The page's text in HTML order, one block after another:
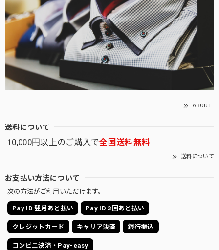
ABOUT
送料について
10,000円以上のご購入で全国送料無料
送料について
お支払い方法について
次の方法がご利用いただけます。
Pay ID 翌月あと払い Pay ID 3回あと払い
クレジットカード キャリア決済 銀行振込
コンビニ決済・Pay-easy